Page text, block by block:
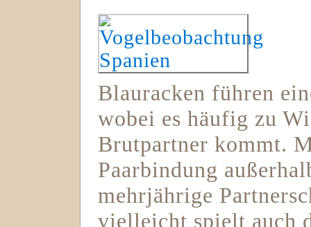
Blauracken führen
wobei es häufig zu
Brutpartner kommt.
Paarbindung
mehrjährige
vielleicht spielt auch